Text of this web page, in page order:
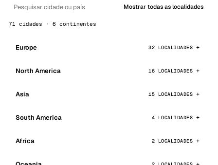
Mostrar todas as localidades
71 cidades · 6 continentes
Europe 32 LOCALIDADES
North America 16 LOCALIDADES
Asia 15 LOCALIDADES
South America 4 LOCALIDADES
Africa 2 LOCALIDADES